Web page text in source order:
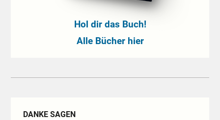
Hol dir das Buch!
Alle Bücher hier
DANKE SAGEN